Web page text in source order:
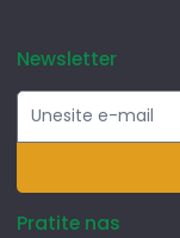
Newsletter
Pratite nas